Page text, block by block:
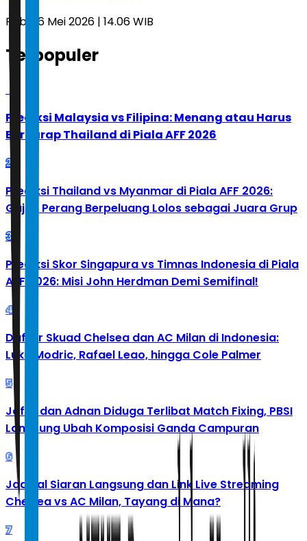
Rabu, 6 Mei 2026 | 14.06 WIB
Terpopuler
Prediksi Malaysia vs Filipina: Menang atau Harus
Berharap Thailand di Piala AFF 2026
2
Prediksi Thailand vs Myanmar di Piala AFF 2026:
Gajah Perang Berpeluang Lolos sebagai Juara Grup
3
Prediksi Skor Singapura vs Timnas Indonesia di Piala
AFF 2026: Misi John Herdman Demi Semifinal!
4
Daftar Skuad Chelsea dan AC Milan di Indonesia:
Luka Modric, Rafael Leao, hingga Cole Palmer
5
Jafar dan Adnan Diduga Terlibat Match Fixing, PBSI
Langsung Ubah Komposisi Ganda Campuran
6
Jadwal Siaran Langsung dan Link Live Streaming
Chelsea vs AC Milan, Tayang di Mana?
7